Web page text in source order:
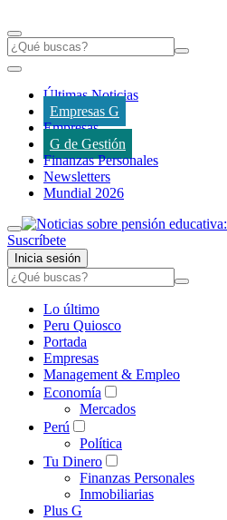
Últimas Noticias
Empresas G
Empresas
G de Gestión
Finanzas Personales
Newsletters
Mundial 2026
Suscríbete
Inicia sesión
Lo último
Peru Quiosco
Portada
Empresas
Management & Empleo
Economía
Mercados
Perú
Política
Tu Dinero
Finanzas Personales
Inmobiliarias
Plus G